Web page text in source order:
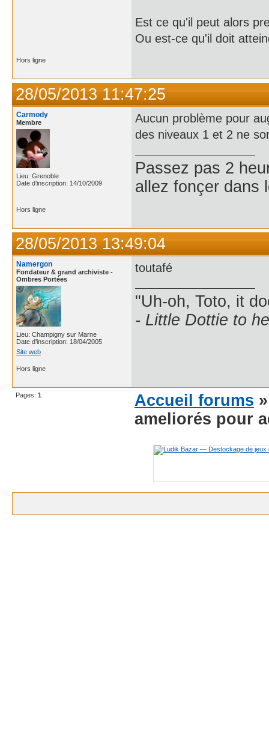
Est ce qu'il peut alors
Ou est-ce qu'il doit
Hors ligne
28/05/2013 11:47:25
Carmody
Membre
Lieu: Grenoble
Date d’inscription: 14/10/2009
Aucun problème pour
des niveaux 1 et 2 ne
Passez pas 2
allez fonçer dans
Hors ligne
28/05/2013 13:49:04
Namergon
Fondateur & grand archiviste -
Ombres Portées
Lieu: Champigny sur Marne
Date d’inscription: 18/04/2005
Site web
toutafé
"Uh-oh, Toto, it
- Little Dottie to
Hors ligne
Pages: 1 Accueil forums
ameliorés pour